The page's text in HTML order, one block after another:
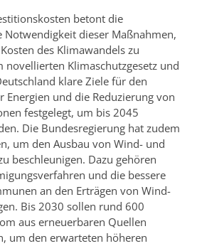
betont die
Notwendigkeit dieser Maßnahmen,
des Klimawandels zu
Klimaschutzgesetz und
klare Ziele für den
Energien und die Reduzierung von
festgelegt, um bis 2045
Die Bundesregierung hat zudem
um den Ausbau von Wind- und
beschleunigen. Dazu gehören
und die bessere
an den Erträgen von Wind-
Bis 2030 sollen rund 600
aus erneuerbaren Quellen
um den erwarteten höheren